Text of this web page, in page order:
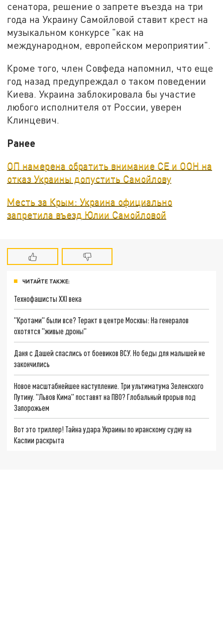
сенатора, решение о запрете въезда на три
года на Украину Самойловой ставит крест на
музыкальном конкурсе "как на
международном, европейском мероприятии".
Кроме того, член Совфеда напомнил, что еще
год назад предупреждал о таком поведении
Киева. Украина заблокировала бы участие
любого исполнителя от России, уверен
Клинцевич.
Ранее
ОП намерена обратить внимание СЕ и ООН на
отказ Украины допустить Самойлову
Месть за Крым: Украина официально
запретила въезд Юлии Самойловой
ЧИТАЙТЕ ТАКЖЕ:
Технофашисты XXI века
"Кротами" были все? Теракт в центре Москвы: На генералов
охотятся "живые дроны"
Даня с Дашей спаслись от боевиков ВСУ. Но беды для малышей не
закончились
Новое масштабнейшее наступление. Три ультиматума Зеленского
Путину. "Львов Кима" поставят на ПВО? Глобальный прорыв под
Запорожьем
Вот это триллер! Тайна удара Украины по иранскому судну на
Каспии раскрыта